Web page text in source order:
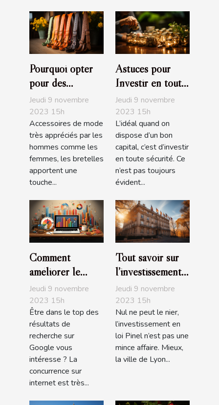
Pourquoi opter
pour des
bretelles
fantaisies ?
Jeudi 9 novembre
2023 15h
Accessoires de mode
très appréciés par les
hommes comme les
femmes, les bretelles
apportent une
touche...
Astuces pour
Investir en toute
sécurité
Jeudi 9 novembre
2023 15h
L’idéal quand on
dispose d’un bon
capital, c’est d’investir
en toute sécurité. Ce
n’est pas toujours
évident...
Comment
améliorer le
positionnement
de son site sur
Google ?
Jeudi 9 novembre
2023 15h
Être dans le top des
résultats de
recherche sur
Google vous
intéresse ? La
concurrence sur
internet est très...
Tout savoir sur
l’investissement
en loi Pinel à
Lyon
Jeudi 9 novembre
2023 15h
Nul ne peut le nier,
l’investissement en
loi Pinel n’est pas une
mince affaire. Mieux,
la ville de Lyon...